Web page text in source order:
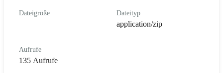
Dateigröße Dateityp
application/zip
Aufrufe
135 Aufrufe